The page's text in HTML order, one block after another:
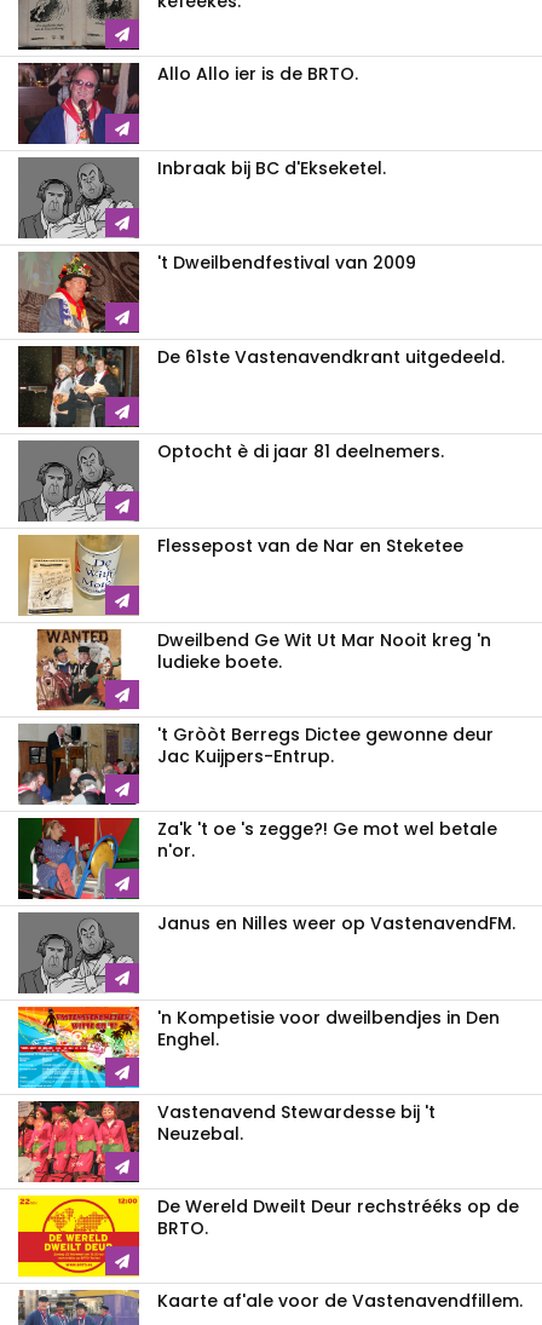
Allo Allo ier is de BRTO.
Inbraak bij BC d'Ekseketel.
't Dweilbendfestival van 2009
De 61ste Vastenavendkrant uitgedeeld.
Optocht è di jaar 81 deelnemers.
Flessepost van de Nar en Steketee
Dweilbend Ge Wit Ut Mar Nooit kreg 'n
ludieke boete.
't Gròòt Berregs Dictee gewonne deur
Jac Kuijpers-Entrup.
Za'k 't oe 's zegge?! Ge mot wel betale
n'or.
Janus en Nilles weer op VastenavendFM.
'n Kompetisie voor dweilbendjes in Den
Enghel.
Vastenavend Stewardesse bij 't
Neuzebal.
De Wereld Dweilt Deur rechstrééks op de
BRTO.
Kaarte af'ale voor de Vastenavendfillem.